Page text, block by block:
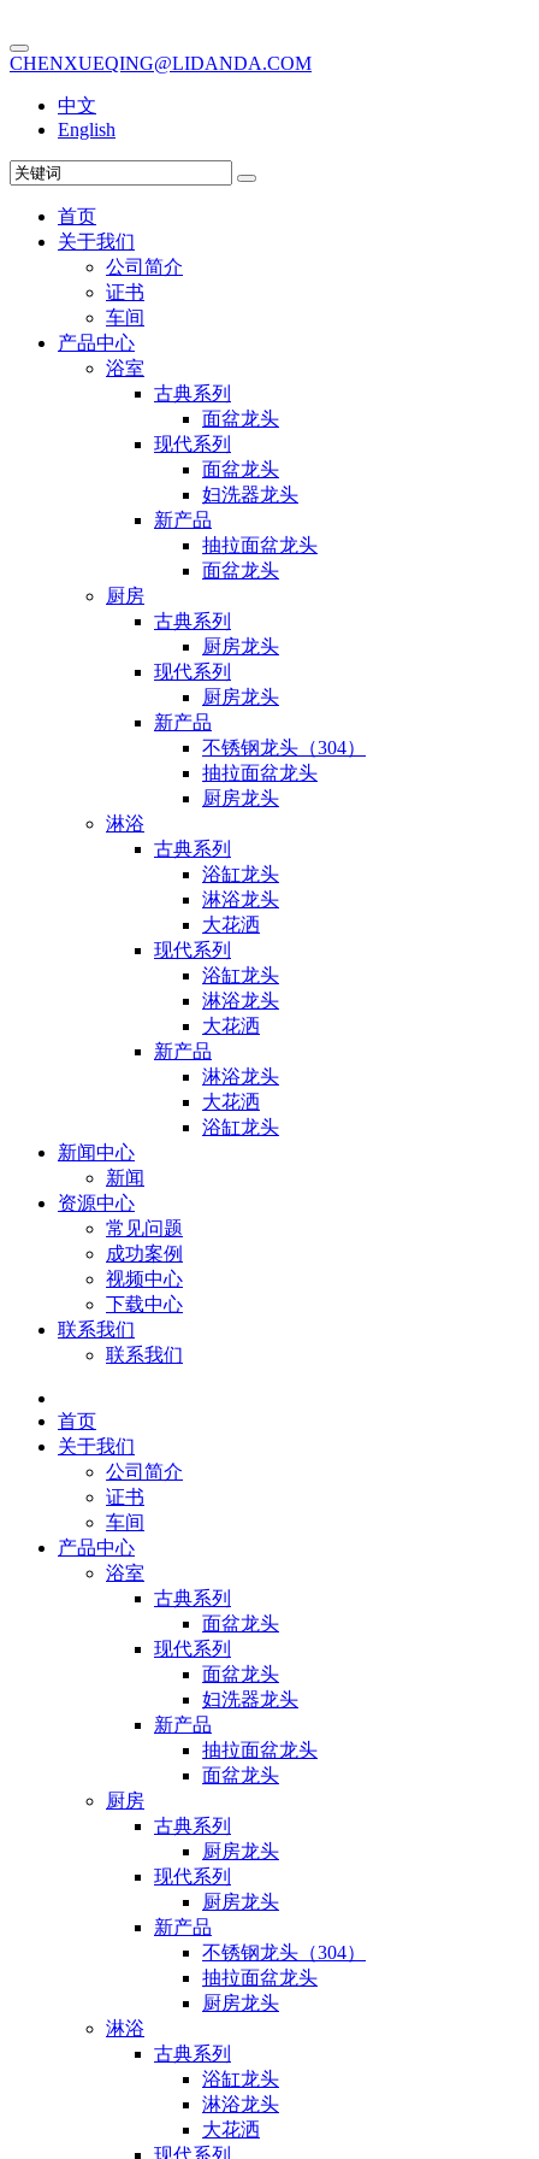
CHENXUEQING@LIDANDA.COM
中文
English
首页
关于我们
公司简介
证书
车间
产品中心
浴室
古典系列
面盆龙头
现代系列
面盆龙头
妇洗器龙头
新产品
抽拉面盆龙头
面盆龙头
厨房
古典系列
厨房龙头
现代系列
厨房龙头
新产品
不锈钢龙头（304）
抽拉面盆龙头
厨房龙头
淋浴
古典系列
浴缸龙头
淋浴龙头
大花洒
现代系列
浴缸龙头
淋浴龙头
大花洒
新产品
淋浴龙头
大花洒
浴缸龙头
新闻中心
新闻
资源中心
常见问题
成功案例
视频中心
下载中心
联系我们
联系我们
首页
关于我们
公司简介
证书
车间
产品中心
浴室
古典系列
面盆龙头
现代系列
面盆龙头
妇洗器龙头
新产品
抽拉面盆龙头
面盆龙头
厨房
古典系列
厨房龙头
现代系列
厨房龙头
新产品
不锈钢龙头（304）
抽拉面盆龙头
厨房龙头
淋浴
古典系列
浴缸龙头
淋浴龙头
大花洒
现代系列